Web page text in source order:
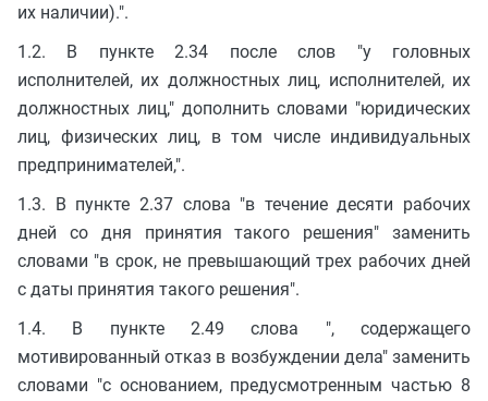
их наличии).".
1.2. В пункте 2.34 после слов "у головных
исполнителей, их должностных лиц, исполнителей, их
должностных лиц," дополнить словами "юридических
лиц, физических лиц, в том числе индивидуальных
предпринимателей,".
1.3. В пункте 2.37 слова "в течение десяти рабочих
дней со дня принятия такого решения" заменить
словами "в срок, не превышающий трех рабочих дней
с даты принятия такого решения".
1.4. В пункте 2.49 слова ", содержащего
мотивированный отказ в возбуждении дела" заменить
словами "с основанием, предусмотренным частью 8